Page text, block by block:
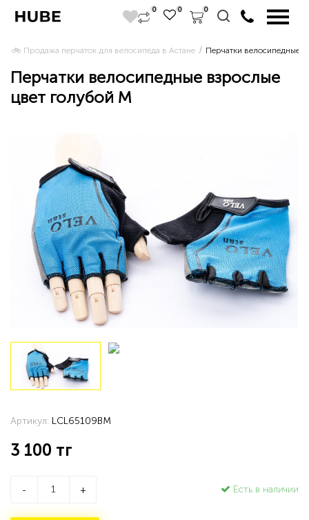
0 0 0
🚲 Продажа перчаток для велосипеда в Астане Перчатки велосипедные
Перчатки велосипедные взрослые
цвет голубой M
Артикул: LCL65109BM
3 100 тг
- + Есть в наличии